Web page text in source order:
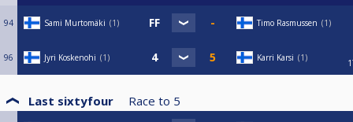
94 Sami Murtomäki 1 Timo Rasmussen 1
96 Jyri Koskenohi 1 Karri Karsi 1
Last sixtyfour Race to 5